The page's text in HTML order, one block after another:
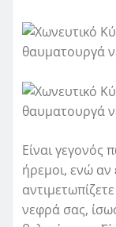
Είναι γεγονός
ήρεμοι, ενώ αν
νεφρά σας,